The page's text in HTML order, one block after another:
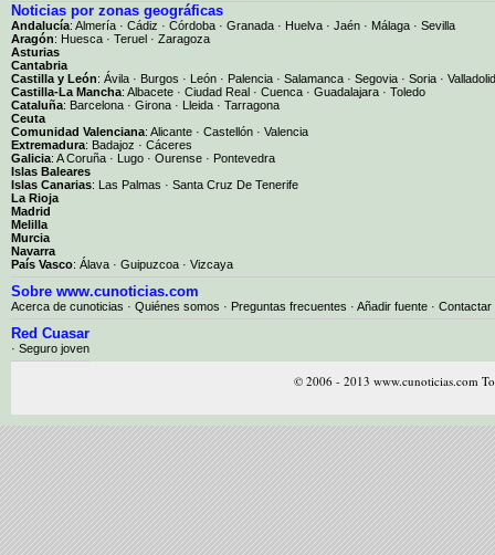
Noticias por zonas geográficas
Andalucía: Almería · Cádiz · Córdoba · Granada · Huelva · Jaén · Málaga · Sevilla
Aragón: Huesca · Teruel · Zaragoza
Asturias
Cantabria
Castilla y León: Ávila · Burgos · León · Palencia · Salamanca · Segovia · Soria · Valladolid
Castilla-La Mancha: Albacete · Ciudad Real · Cuenca · Guadalajara · Toledo
Cataluña: Barcelona · Girona · Lleida · Tarragona
Ceuta
Comunidad Valenciana: Alicante · Castellón · Valencia
Extremadura: Badajoz · Cáceres
Galicia: A Coruña · Lugo · Ourense · Pontevedra
Islas Baleares
Islas Canarias: Las Palmas · Santa Cruz De Tenerife
La Rioja
Madrid
Melilla
Murcia
Navarra
País Vasco: Álava · Guipuzcoa · Vizcaya
Sobre www.cunoticias.com
Acerca de cunoticias · Quiénes somos · Preguntas frecuentes · Añadir fuente · Contactar
Red Cuasar
· Seguro joven
© 2006 - 2013 www.cunoticias.com